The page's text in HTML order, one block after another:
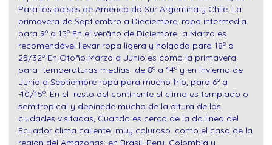
Para los países de America do Sur Argentina y Chile. La
primavera de Septiembro a Dieciembre, ropa intermedia
para 9º a 15º En el verãno de Diciembre a Marzo es
recomendável llevar ropa ligera y holgada para 18º a
25/32º En Otoño Marzo a Junio es como la primavera
para temperaturas medias de 8º a 14º y en Invierno de
Junio a Septiembre ropa para mucho frio, para 6º a
-10/15º. En el resto del continente el clima es templado o
semitropical y depinede mucho de la altura de las
ciudades visitadas, Cuando es cerca de la da linea del
Ecuador clima caliente muy caluroso. como el caso de la
region del Amazonas. en Brasil, Peru, Colombia y